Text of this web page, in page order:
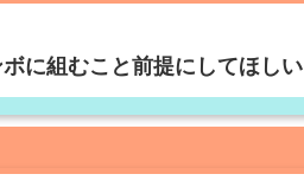
に組むこと前提にしてほしい